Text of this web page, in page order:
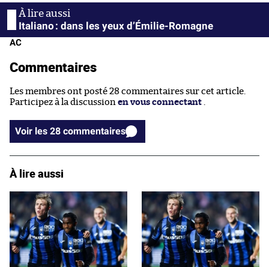
Italiano : dans les yeux d’Émilie-Romagne
AC
Commentaires
Les membres ont posté 28 commentaires sur cet article.
Participez à la discussion en vous connectant
Voir les 28 commentaires
À lire aussi